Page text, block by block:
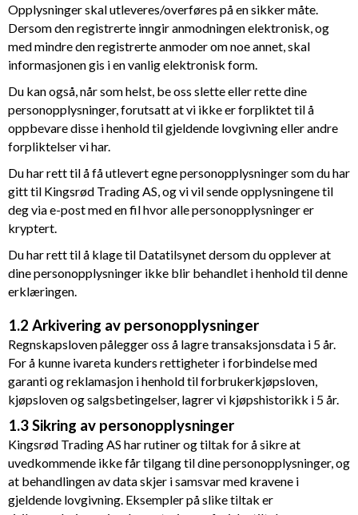
Opplysninger skal utleveres/overføres på en sikker måte.
Dersom den registrerte inngir anmodningen elektronisk, og
med mindre den registrerte anmoder om noe annet, skal
informasjonen gis i en vanlig elektronisk form.
Du kan også, når som helst, be oss slette eller rette dine
personopplysninger, forutsatt at vi ikke er forpliktet til å
oppbevare disse i henhold til gjeldende lovgivning eller andre
forpliktelser vi har.
Du har rett til å få utlevert egne personopplysninger som du har
gitt til Kingsrød Trading AS, og vi vil sende opplysningene til
deg via e-post med en fil hvor alle personopplysninger er
kryptert.
Du har rett til å klage til Datatilsynet dersom du opplever at
dine personopplysninger ikke blir behandlet i henhold til denne
erklæringen.
1.2 Arkivering av personopplysninger
Regnskapsloven pålegger oss å lagre transaksjonsdata i 5 år.
For å kunne ivareta kunders rettigheter i forbindelse med
garanti og reklamasjon i henhold til forbrukerkjøpsloven,
kjøpsloven og salgsbetingelser, lagrer vi kjøpshistorikk i 5 år.
1.3 Sikring av personopplysninger
Kingsrød Trading AS har rutiner og tiltak for å sikre at
uvedkommende ikke får tilgang til dine personopplysninger, og
at behandlingen av data skjer i samsvar med kravene i
gjeldende lovgivning. Eksempler på slike tiltak er